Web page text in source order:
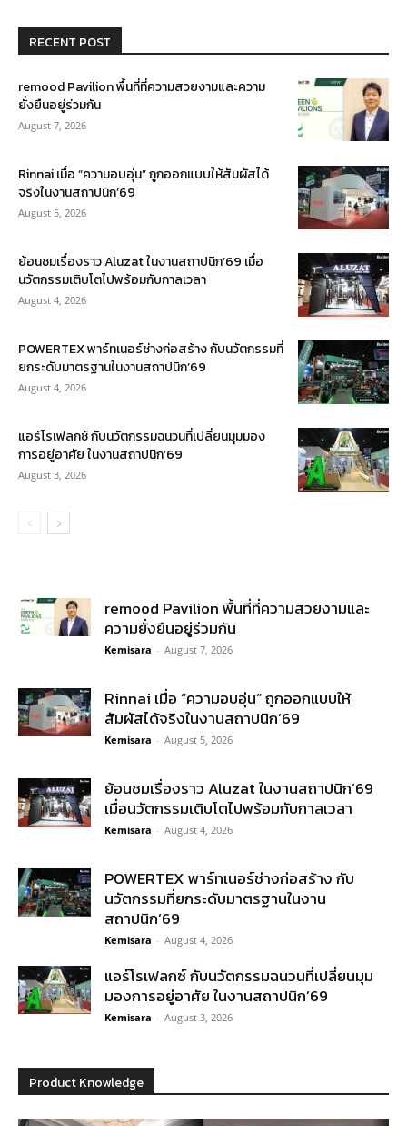
RECENT POST
remood Pavilion พื้นที่ที่ความสวยงามและความ
ยั่งยืนอยู่ร่วมกัน
August 7, 2026
Rinnai เมื่อ “ความอบอุ่น” ถูกออกแบบให้สัมผัสได้
จริงในงานสถาปนิก’69
August 5, 2026
ย้อนชมเรื่องราว Aluzat ในงานสถาปนิก’69 เมื่อ
นวัตกรรมเติบโตไปพร้อมกับกาลเวลา
August 4, 2026
POWERTEX พาร์ทเนอร์ช่างก่อสร้าง กับนวัตกรรมที่
ยกระดับมาตรฐานในงานสถาปนิก’69
August 4, 2026
แอร์โรเฟลกซ์ กับนวัตกรรมฉนวนที่เปลี่ยนมุมมอง
การอยู่อาศัย ในงานสถาปนิก’69
August 3, 2026
remood Pavilion พื้นที่ที่ความสวยงามและ
ความยั่งยืนอยู่ร่วมกัน
Kemisara - August 7, 2026
Rinnai เมื่อ “ความอบอุ่น” ถูกออกแบบให้
สัมผัสได้จริงในงานสถาปนิก’69
Kemisara - August 5, 2026
ย้อนชมเรื่องราว Aluzat ในงานสถาปนิก’69
เมื่อนวัตกรรมเติบโตไปพร้อมกับกาลเวลา
Kemisara - August 4, 2026
POWERTEX พาร์ทเนอร์ช่างก่อสร้าง กับ
นวัตกรรมที่ยกระดับมาตรฐานในงาน
สถาปนิก’69
Kemisara - August 4, 2026
แอร์โรเฟลกซ์ กับนวัตกรรมฉนวนที่เปลี่ยนมุม
มองการอยู่อาศัย ในงานสถาปนิก’69
Kemisara - August 3, 2026
Product Knowledge